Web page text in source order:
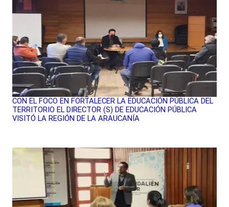
CON EL FOCO EN FORTALECER LA EDUCACIÓN PÚBLICA DEL
TERRITORIO EL DIRECTOR (S) DE EDUCACIÓN PÚBLICA
VISITÓ LA REGIÓN DE LA ARAUCANÍA